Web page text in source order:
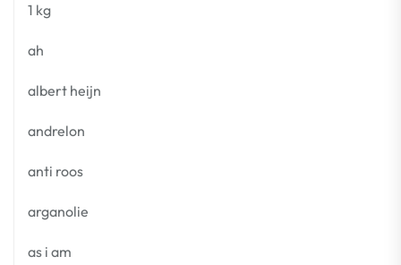
1 kg
ah
albert heijn
andrelon
anti roos
arganolie
as i am